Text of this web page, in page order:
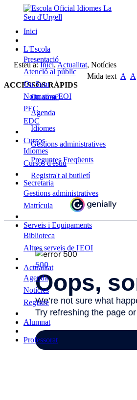
Inici
L'Escola
Presentació
Atenció al públic
On Som
Normativa EOI
PEC
EDC
Cursos
Idiomes
Cursos d'estiu
Secretaria
Gestions administratives
Matrícula
Serveis i Equipaments
Biblioteca
Altres serveis de l'EOI
Actualitat
Agenda
Notícies
Registre
Alumnat
Professorat
Esteu a:Inici,Actualitat, Notícies
Mida text A
A
ACCESSOS RÀPIDS
On som?
Agenda
Idiomes
Gestions administratives
Preguntes Freqüents
Registra't al butlletí